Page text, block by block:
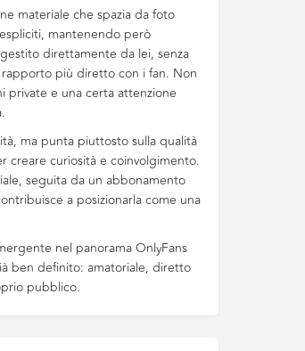
materiale che spazia da foto
mantenendo però
direttamente da lei, senza
più diretto con i fan. Non
private e una certa attenzione
ma punta piuttosto sulla qualità
creare curiosità e coinvolgimento.
seguita da un abbonamento
a posizionarla come una
nel panorama OnlyFans
ben definito: amatoriale, diretto
pubblico.